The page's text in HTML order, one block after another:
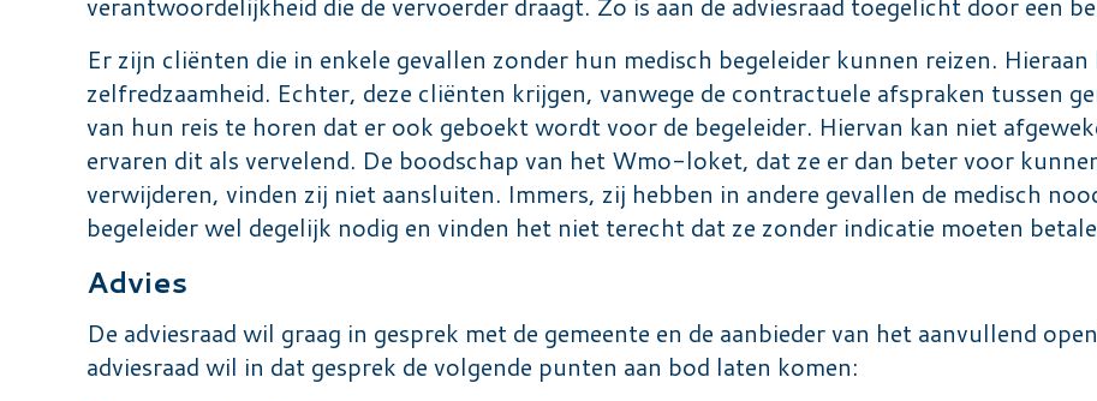
Er zijn cliënten die in enkele gevallen zonder hun medisch begeleider kunnen reizen.
zelfredzaamheid. Echter, deze cliënten krijgen, vanwege de contractuele afspraken tussen
van hun reis te horen dat er ook geboekt wordt voor de begeleider. Hiervan kan niet
ervaren dit als vervelend. De boodschap van het Wmo-loket, dat ze er dan beter voor
verwijderen, vinden zij niet aansluiten. Immers, zij hebben in andere gevallen de medisch
begeleider wel degelijk nodig en vinden het niet terecht dat ze zonder indicatie moeten
Advies
De adviesraad wil graag in gesprek met de gemeente en de aanbieder van het aanvullend
adviesraad wil in dat gesprek de volgende punten aan bod laten komen: